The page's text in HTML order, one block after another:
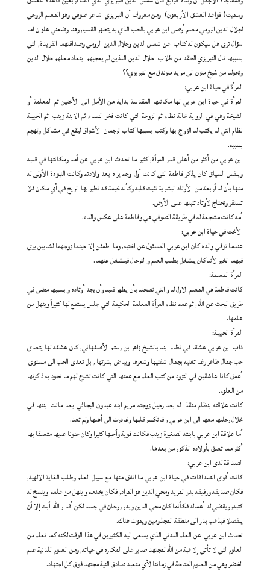
وسميت( قواعد العشق الأربعون) ومن معروف أن التبريزي شاعر صوفي وهو المعلم الروحي
لجلال الدين الرومي معلم أوصى ابن عربي بالحب الذي به يتطهر القلب, وهنا وضعني علوان اما
سؤال ترى هل سيكون له كتاب عن شمس الدين وجلال الدين الرومي وصداقتهما الفريدة, التي
بسببها نال التبريزي الحقد من طلاب جلال الدين اللذين لم يعجبهم ابتعاد معلهم جلال الدين
وتحوله من شيخ متزن الى مريد متزندق مع التبريزي؟؟
المرأة في حياة ابن عربي:
المرأة في حياة ابن عربي لها مكانتها المقدسة بداية من الأمل الى الأختين ثم المعلمة أو
الشيخة وهي في الرواية خالة نظام ثم الزوجة التي كانت فخر النساء ثم الابنة زينب ثم الحبيبة
نظام التي لم يكتب له الزواج بها وكتب بسببها كتاب ترجمان الأشواق ليقع في مشاكل وتهجم
بسببه.
ابن عربي من أكثر من أعلى قدر المرأة, كثيرا ما تحدث ابن عربي عن أمه ومكانتها في قلبه
وبنفس السياق كان يذكر فاطمة التي كانت أول وجه يراه بعد ولادته وكانت النبوءة الأولى له
منها بأن له أربعة من الأوتاد البشرية تثبت قلبه وكأنه خيمة قد تطير بها الريح في أي مكان فلا
تستقر وتحتاج لأوتاد تثبتها على الأرض.
أمه كانت مشجعة له في طريقة الصوفي هي وفاطمة على عكس والده.
الأخت في حياة ابن عربي:
عندما توفي والده كان ابن عربي المسئول عن اختيه, وما اطمئن إلا حينما زوجهما لشابين يرى
فيهما الخير لأنه كان ينشغل بطلب العلم و الترحال فينشغل عنهما.
المرأة المعلمة:
كانت فاطمة هي المعلم الاول له و التي نصحته بأن يطهر قلبه وأن يجد أوتاده و بسببها مضى في
طريق البحث عن الله, ثم عمه نظام المرأة المعلمة الحكيمة التي جلس يستمع لها كثيراً وينهل من
علمها.
المرأة الحبيبة:
ذاب ابن عربي عشقا في نظام ابنه بالشيخ زاهر بن رستم الأصفهاني, كان عشقه لها يتعدى
حب جمال ظاهر رغم تغنيه بجمال شفتيها وشعرها وبياض بشرتها , بل تعدى الحب الى مستوى
أعمق كانا عاشقين في التزود من كتب العلم مع عمتها التي كانت تشرح لهم ما تجود به ذاكرتها
من العلوم.
كانت علاقته بنظام منقذا له بعد رحيل زوجته مريم ابنه عبدون البجائي بعد ماتت ابنتها في
خلال رحلتها معها الى ابن عربي , فانكسر قلبها وغادرت الى أهلها ولم تعد.
أما علاقة ابن عربي بابنته الصغيرة زينب فكانت قوية وأحبها كثيرا وكان حنونا عليها متعلقا بها
أكثر مما تعلق بأولاده الذكور من بعدها.
الصداقة لدى ابن عربي:
كانت أقوى الصداقات في حياة ابن عربي ما اتفق منها مع سبيل العلم وطلب الغاية الالهية,
فكان صديقه ورفيقه بدر المريد ومحي الدين هو المراد, فكان يخدمه و ينهل من علمه وينسخ له
كتبه, ويقضي له أعماله فكأنما كان محي الدين وبدر روحان في جسد لكن أقدار الله أبت إلا أن
ينفصلا فيذهب بدر الى منطقة المجذومين ويموت هناك.
تحدث ابن عربي عن العلم اللدني الذي يسعى اليه الكثيرين في هذا الوقت لكنه كما نعلم من
العلوم التي لا تأتي إلا هبة من الله لمجتهد صابر على المكاره في حياته, ومن العلوم اللدنية علم
الخضر وهي من العلوم المتاحة في زماننا لأي متعبد صادق النية مجتهد فوق كل اجتهاد.